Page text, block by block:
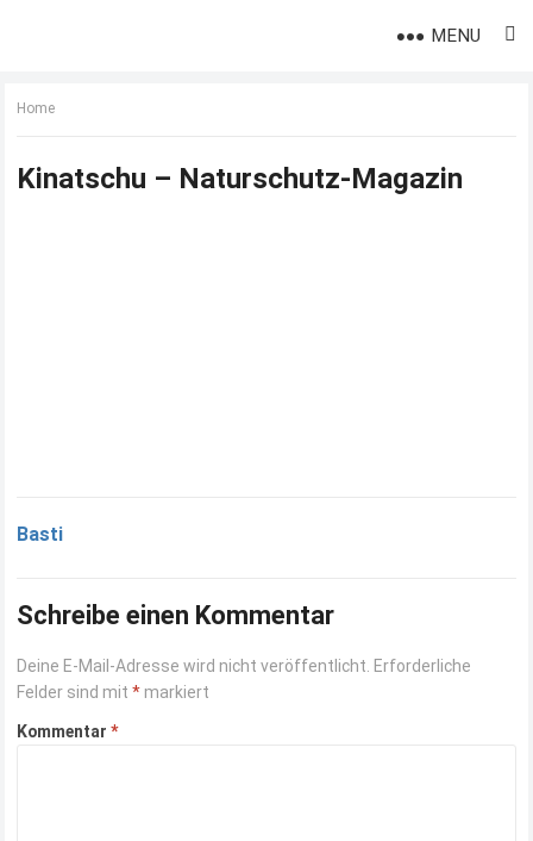
MENU
Home
Kinatschu – Naturschutz-Magazin
Basti
Schreibe einen Kommentar
Deine E-Mail-Adresse wird nicht veröffentlicht. Erforderliche
Felder sind mit* markiert
Kommentar*